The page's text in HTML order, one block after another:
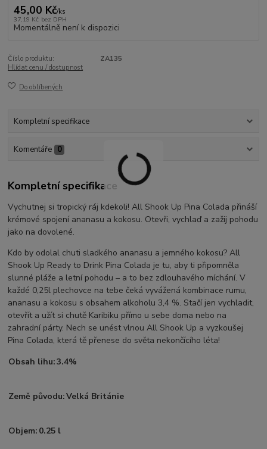
45,00 Kč/ks
37,19 Kč bez DPH
Momentálně není k dispozici
Číslo produktu:
ZA135
Hlídat cenu / dostupnost
Do oblíbených
Kompletní specifikace
Komentáře 0
Kompletní specifikace
Vychutnej si tropický ráj kdekoli! All Shook Up Pina Colada přináší
krémové spojení ananasu a kokosu. Otevři, vychlaď a zažij pohodu
jako na dovolené.
Kdo by odolal chuti sladkého ananasu a jemného kokosu? All
Shook Up Ready to Drink Pina Colada je tu, aby ti připomněla
slunné pláže a letní pohodu – a to bez zdlouhavého míchání. V
každé 0,25l plechovce na tebe čeká vyvážená kombinace rumu,
ananasu a kokosu s obsahem alkoholu 3,4 %. Stačí jen vychladit,
otevřít a užít si chutě Karibiku přímo u sebe doma nebo na
zahradní párty. Nech se unést vlnou All Shook Up a vyzkoušej
Pina Colada, která tě přenese do světa nekončícího léta!
Obsah lihu:3.4%
Země původu:Velká Británie
Objem: 0.25 l